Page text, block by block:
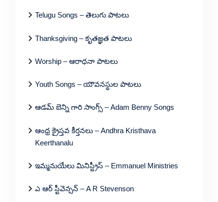
Telugu Songs – తెలుగు పాటలు
Thanksgiving – కృతజ్ఞత పాటలు
Worship – ఆరాధనా పాటలు
Youth Songs – యౌవనస్థుల పాటలు
ఆడమ్ బెన్ని గారి సాంగ్స్ – Adam Benny Songs
ఆంధ్ర క్రైస్తవ కీర్తనలు – Andhra Kristhava
Keerthanalu
ఇమ్మనుయేలు మినిస్ట్రీస్ – Emmanuel Ministries
ఎ ఆర్ స్టీవెన్సన్ – A R Stevenson